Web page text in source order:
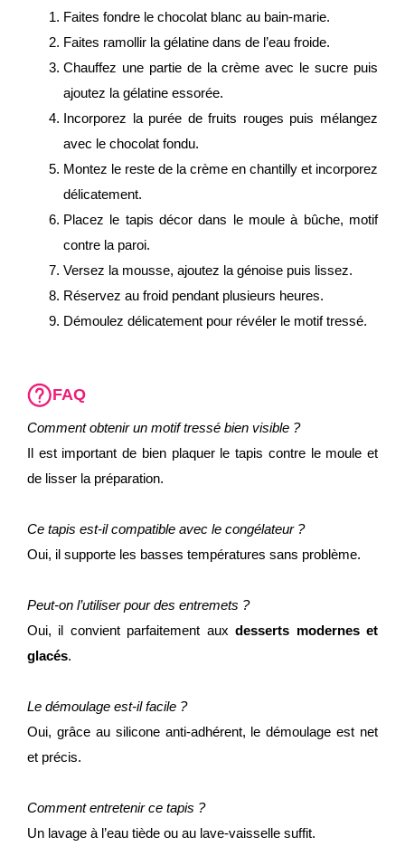
Faites fondre le chocolat blanc au bain-marie.
Faites ramollir la gélatine dans de l’eau froide.
Chauffez une partie de la crème avec le sucre puis
ajoutez la gélatine essorée.
Incorporez la purée de fruits rouges puis mélangez
avec le chocolat fondu.
Montez le reste de la crème en chantilly et incorporez
délicatement.
Placez le tapis décor dans le moule à bûche, motif
contre la paroi.
Versez la mousse, ajoutez la génoise puis lissez.
Réservez au froid pendant plusieurs heures.
Démoulez délicatement pour révéler le motif tressé.
FAQ
Comment obtenir un motif tressé bien visible ?
Il est important de bien plaquer le tapis contre le moule et
de lisser la préparation.
Ce tapis est-il compatible avec le congélateur ?
Oui, il supporte les basses températures sans problème.
Peut-on l’utiliser pour des entremets ?
Oui, il convient parfaitement auxdesserts modernes et
glacés.
Le démoulage est-il facile ?
Oui, grâce au silicone anti-adhérent, le démoulage est net
et précis.
Comment entretenir ce tapis ?
Un lavage à l’eau tiède ou au lave-vaisselle suffit.